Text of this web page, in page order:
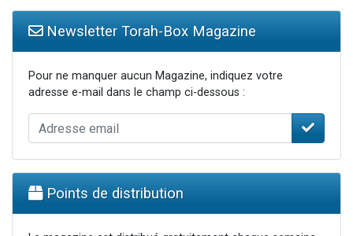
Newsletter Torah-Box Magazine
Pour ne manquer aucun Magazine, indiquez votre
adresse e-mail dans le champ ci-dessous :
Points de distribution